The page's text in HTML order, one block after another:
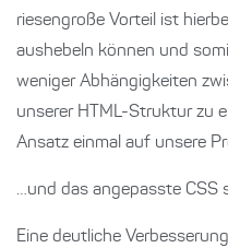
riesengroße Vorteil ist
aushebeln können und
weniger Abhängigkeiten
unserer HTML-Struktur zu
Ansatz einmal auf unsere
…und das angepasste CSS
Eine deutliche